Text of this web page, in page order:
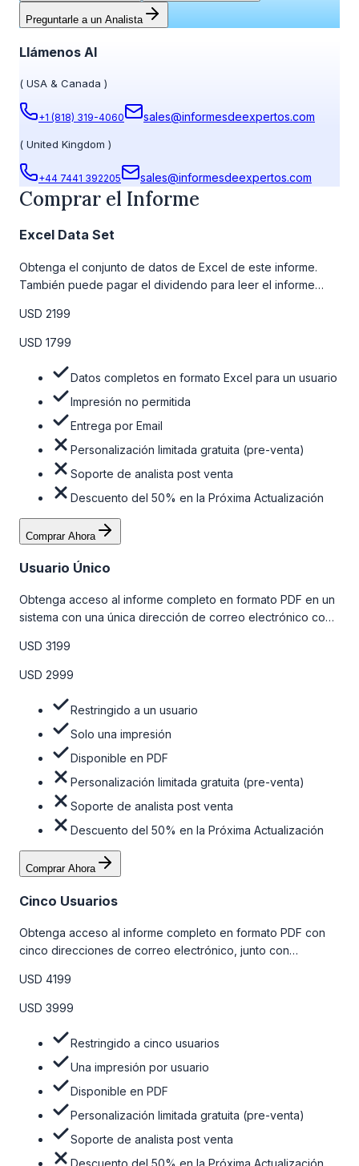
Preguntarle a un Analista
Llámenos Al
( USA & Canada )
+1 (818) 319-4060 sales@informesdeexpertos.com
( United Kingdom )
+44 7441 392205 sales@informesdeexpertos.com
Comprar el Informe
Excel Data Set
Obtenga el conjunto de datos de Excel de este informe.
También puede pagar el dividendo para leer el informe
la tabla de precios a continuación.
USD 2199
USD 1799
Datos completos en formato Excel para un usuario
Impresión no permitida
Entrega por Email
Personalización limitada gratuita (pre-venta)
Soporte de analista post venta
Descuento del 50% en la Próxima Actualización
Comprar Ahora
Usuario Único
Obtenga acceso al informe completo en formato PDF en un
sistema con una única dirección de correo electrónico con
la tabla de precios a continuación.
USD 3199
USD 2999
Restringido a un usuario
Solo una impresión
Disponible en PDF
Personalización limitada gratuita (pre-venta)
Soporte de analista post venta
Descuento del 50% en la Próxima Actualización
Comprar Ahora
Cinco Usuarios
Obtenga acceso al informe completo en formato PDF con
cinco direcciones de correo electrónico, junto con
venta y el soporte post-venta de nuestros analistas. Para
obtener más información, consulte la tabla de precios a
USD 4199
USD 3999
Restringido a cinco usuarios
Una impresión por usuario
Disponible en PDF
Personalización limitada gratuita (pre-venta)
Soporte de analista post venta